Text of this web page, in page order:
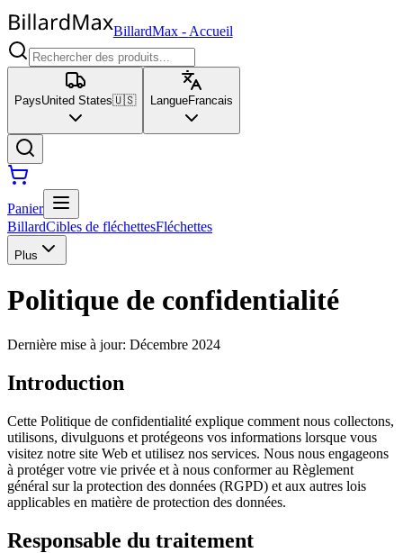
BillardMax- Accueil
PaysUnited States🇺🇸 LangueFrancais
Panier
BillardCibles de fléchettesFléchettes
Plus
Politique de confidentialité
Dernière mise à jour: Décembre 2024
Introduction
Cette Politique de confidentialité explique comment nous collectons,
utilisons, divulguons et protégeons vos informations lorsque vous
visitez notre site Web et utilisez nos services. Nous nous engageons
à protéger votre vie privée et à nous conformer au Règlement
général sur la protection des données (RGPD) et aux autres lois
applicables en matière de protection des données.
Responsable du traitement